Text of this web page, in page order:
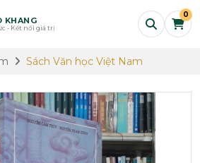
KHANG
- Kết nối giá trị
0
Sách Văn học Việt Nam